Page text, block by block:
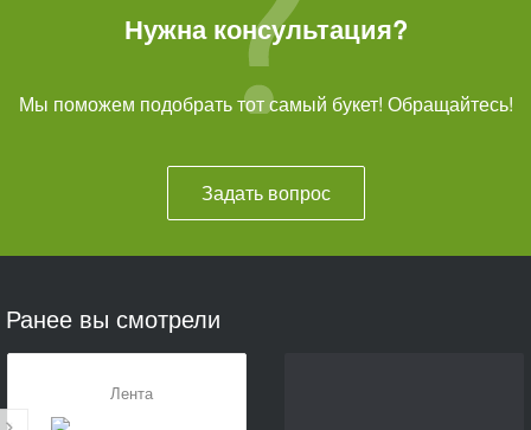
Нужна консультация?
Мы поможем подобрать тот самый букет! Обращайтесь!
Задать вопрос
Ранее вы смотрели
Лента